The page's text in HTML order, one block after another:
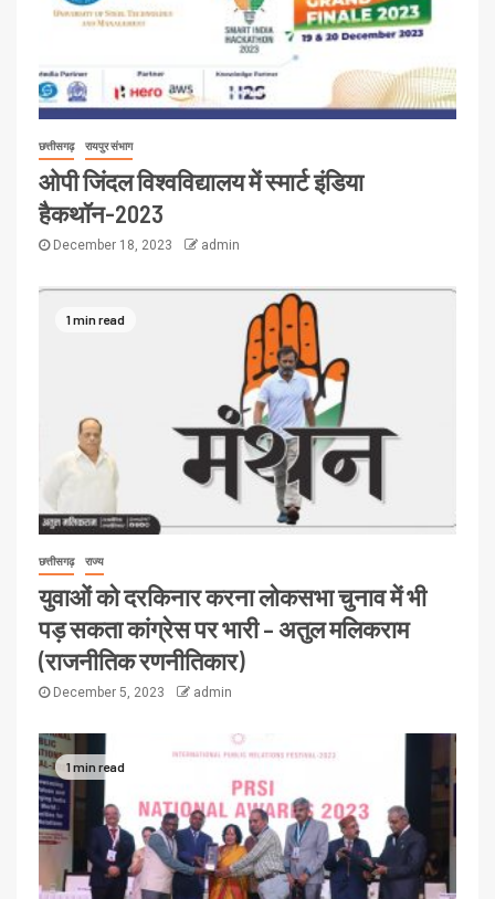
छत्तीसगढ़ रायपुर संभाग
ओपी जिंदल विश्वविद्यालय में स्मार्ट इंडिया
हैकथॉन-2023
December 18, 2023 admin
1 min read
छत्तीसगढ़ राज्य
युवाओं को दरकिनार करना लोकसभा चुनाव में भी
पड़ सकता कांग्रेस पर भारी – अतुल मलिकराम
(राजनीतिक रणनीतिकार)
December 5, 2023 admin
1 min read